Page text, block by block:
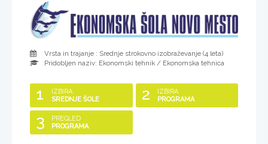
Vrsta in trajanje : Srednje strokovno izobraževanje (4 leta)
Pridobljen naziv: Ekonomski tehnik / Ekonomska tehnica
1
IZBIRA
SREDNJE ŠOLE
2
IZBIRA
PROGRAMA
3
PREGLED
PROGRAMA